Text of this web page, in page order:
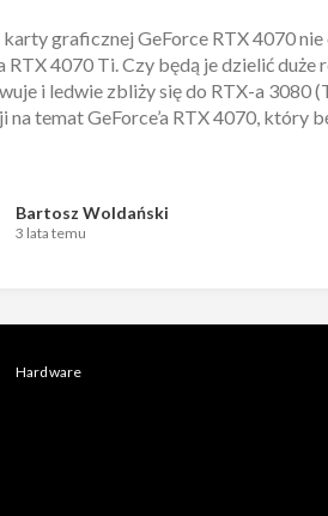
karty graficznej GeForce RTX 4070
RTX 4070 Ti. Czy będą je dzielić
i ledwie zbliży się do RTX-a 3080
na temat GeForce’a RTX 4070, który
Bartosz Woldański
3 lata temu
Hardware